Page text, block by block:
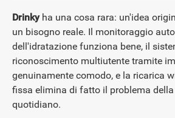
Drinkyha una cosa rara: un'idea
un bisogno reale. Il monitoraggio
dell'idratazione funziona bene, il
riconoscimento multiutente tramite
genuinamente comodo, e la ricarica
fissa elimina di fatto il problema
quotidiano.